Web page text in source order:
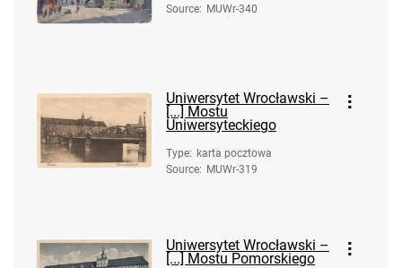
Source: MUWr-340
Uniwersytet Wrocławski –
[...] Mostu
Uniwersyteckiego
Type: karta pocztowa
Source: MUWr-319
Uniwersytet Wrocławski –
[...] Mostu Pomorskiego